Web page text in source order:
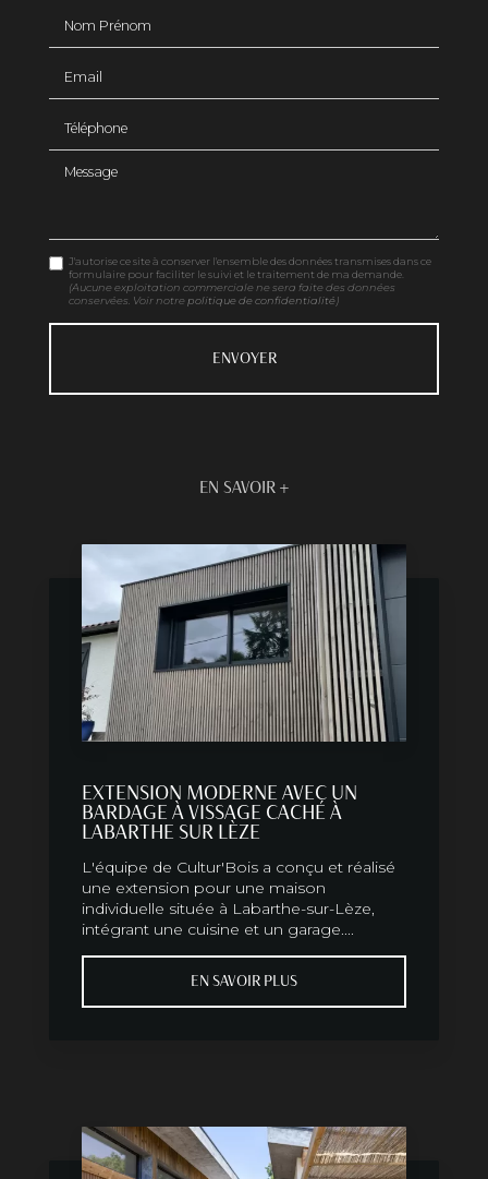
Message
J'autorise ce site à conserver l'ensemble des données transmises dans ce
formulaire pour faciliter le suivi et le traitement de ma demande.
(Aucune exploitation commerciale ne sera faite des données
conservées. Voir notre politique de confidentialité)
EN SAVOIR +
EXTENSION MODERNE AVEC UN
BARDAGE À VISSAGE CACHÉ À
LABARTHE SUR LÈZE
L'équipe de Cultur'Bois a conçu et réalisé
une extension pour une maison
individuelle située à Labarthe-sur-Lèze,
intégrant une cuisine et un garage....
EN SAVOIR PLUS